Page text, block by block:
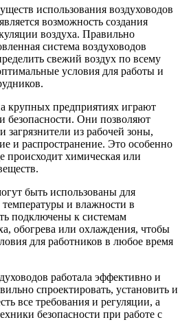
использования воздуховодов
возможность создания
воздуха. Правильно
система воздуховодов
свежий воздух по всему
условия для работы и
крупных предприятиях играют
безопасности. Они позволяют
загрязнители из рабочей зоны,
и распространение. Это особенно
происходит химическая или
быть использованы для
и влажности в
подключены к системам
обогрева или охлаждения, чтобы
для работников в любое время
работала эффективно и
спроектировать, установить и
все требования и регуляции, а
безопасности при работе с